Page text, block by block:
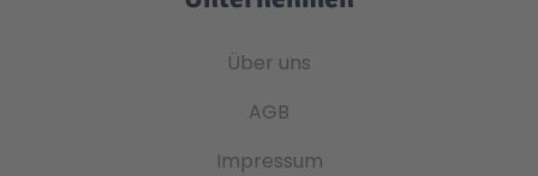
Über uns
AGB
Impressum